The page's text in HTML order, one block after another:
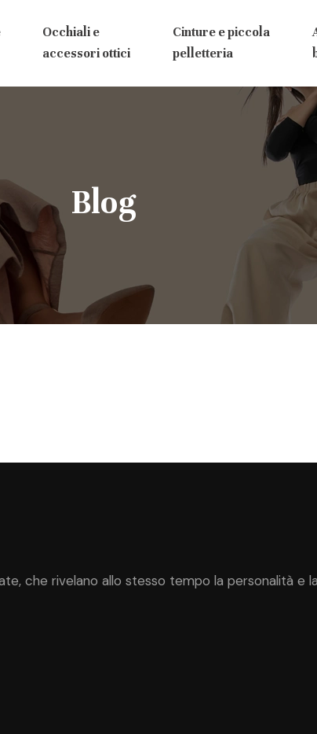
Occhiali e
accessori ottici
Cinture e piccola
pelletteria
Blog
che rivelano allo stesso tempo la personalità e